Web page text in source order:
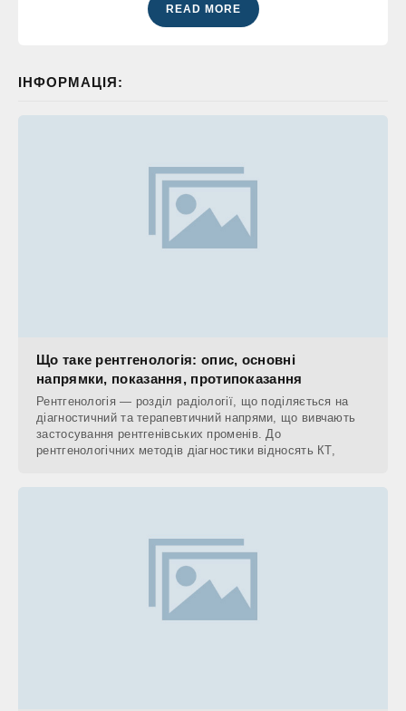
READ MORE
ІНФОРМАЦІЯ:
Що таке рентгенологія: опис, основні
напрямки, показання, протипоказання
Рентгенологія — розділ радіології, що поділяється на
діагностичний та терапевтичний напрями, що вивчають
застосування рентгенівських променів. До
рентгенологічних методів діагностики відносять КТ,